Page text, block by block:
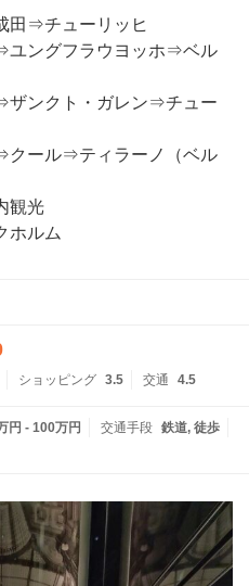
田⇒チューリッヒ
ユングフラウヨッホ⇒ベル
ザンクト・ガレン⇒チュー
クール⇒ティラーノ（ベル
観光
ホルム
ショッピング 3.5 交通 4.5
円 - 100万円 交通手段 鉄道 徒歩